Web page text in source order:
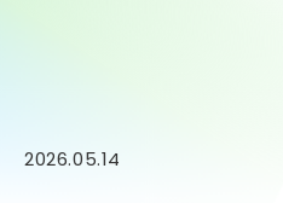
2026.05.14